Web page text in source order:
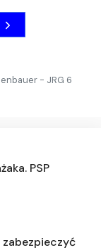
- JRG 6
PSP
zabezpieczyć